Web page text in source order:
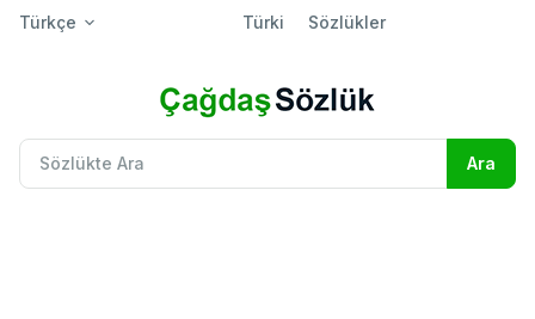
Türkçe Türki Sözlükler